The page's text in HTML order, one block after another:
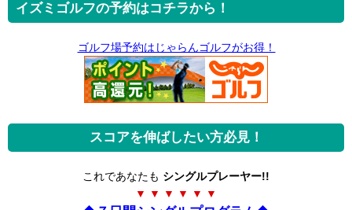
イズミゴルフの予約はコチラから！
ゴルフ場予約はじゃらんゴルフがお得！
スコアを伸ばしたい方必見！
これであなたも シングルプレーヤー!!
▼ ▼ ▼ ▼ ▼ ▼